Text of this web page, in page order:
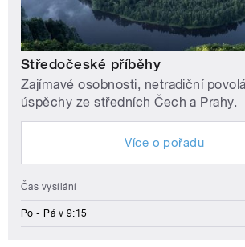
Středočeské příběhy
Zajímavé osobnosti, netradiční
úspěchy ze středních Čech a Prahy.
Více o pořadu
Čas vysílání
Po - Pá v 9:15